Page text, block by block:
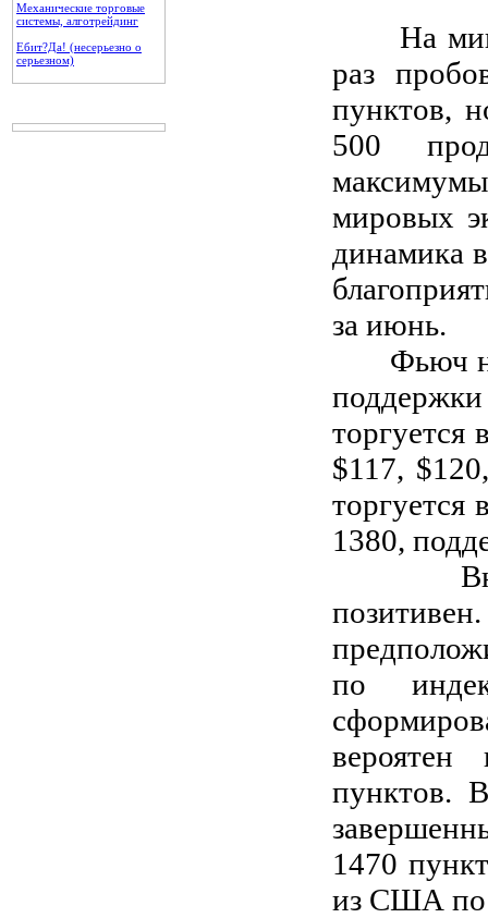
Механические торговые
системы, алготрейдинг
Ебит?Да! (несерьезно о
серьезном)
На
раз
пунктов,
500
мировых
динамика
за июнь.
Фьюч на
торгуется
$117,
торгуется
1380,
по
пунктов.
1470
из США по